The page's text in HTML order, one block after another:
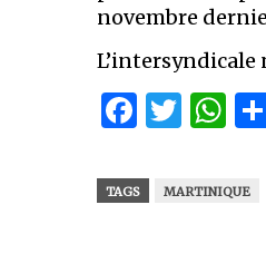
novembre
L’intersyndicale
TAGS MARTINIQUE